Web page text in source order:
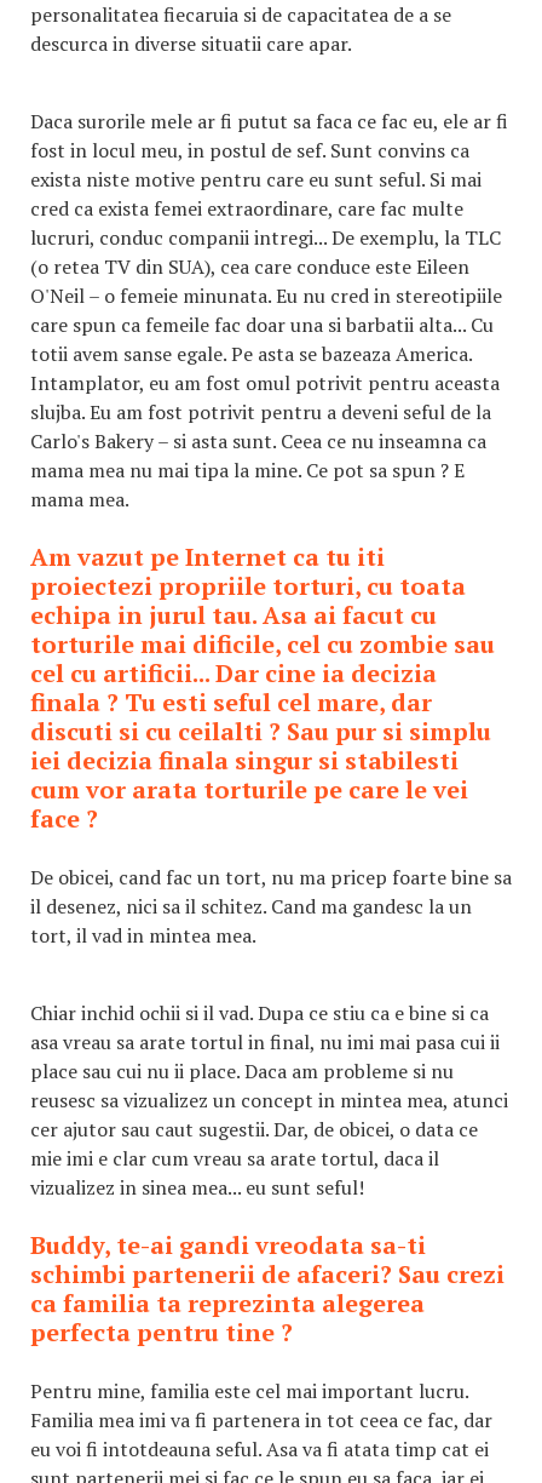
personalitatea fiecaruia si de capacitatea de a se
descurca in diverse situatii care apar.
Daca surorile mele ar fi putut sa faca ce fac eu, ele ar fi
fost in locul meu, in postul de sef. Sunt convins ca
exista niste motive pentru care eu sunt seful. Si mai
cred ca exista femei extraordinare, care fac multe
lucruri, conduc companii intregi... De exemplu, la TLC
(o retea TV din SUA), cea care conduce este Eileen
O'Neil – o femeie minunata. Eu nu cred in stereotipiile
care spun ca femeile fac doar una si barbatii alta... Cu
totii avem sanse egale. Pe asta se bazeaza America.
Intamplator, eu am fost omul potrivit pentru aceasta
slujba. Eu am fost potrivit pentru a deveni seful de la
Carlo's Bakery – si asta sunt. Ceea ce nu inseamna ca
mama mea nu mai tipa la mine. Ce pot sa spun ? E
mama mea.
Am vazut pe Internet ca tu iti
proiectezi propriile torturi, cu toata
echipa in jurul tau. Asa ai facut cu
torturile mai dificile, cel cu zombie sau
cel cu artificii... Dar cine ia decizia
finala ? Tu esti seful cel mare, dar
discuti si cu ceilalti ? Sau pur si simplu
iei decizia finala singur si stabilesti
cum vor arata torturile pe care le vei
face ?
De obicei, cand fac un tort, nu ma pricep foarte bine sa
il desenez, nici sa il schitez. Cand ma gandesc la un
tort, il vad in mintea mea.
Chiar inchid ochii si il vad. Dupa ce stiu ca e bine si ca
asa vreau sa arate tortul in final, nu imi mai pasa cui ii
place sau cui nu ii place. Daca am probleme si nu
reusesc sa vizualizez un concept in mintea mea, atunci
cer ajutor sau caut sugestii. Dar, de obicei, o data ce
mie imi e clar cum vreau sa arate tortul, daca il
vizualizez in sinea mea... eu sunt seful!
Buddy, te-ai gandi vreodata sa-ti
schimbi partenerii de afaceri? Sau crezi
ca familia ta reprezinta alegerea
perfecta pentru tine ?
Pentru mine, familia este cel mai important lucru.
Familia mea imi va fi partenera in tot ceea ce fac, dar
eu voi fi intotdeauna seful. Asa va fi atata timp cat ei